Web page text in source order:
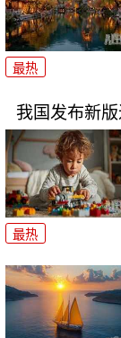
最热
我国发布新
最热